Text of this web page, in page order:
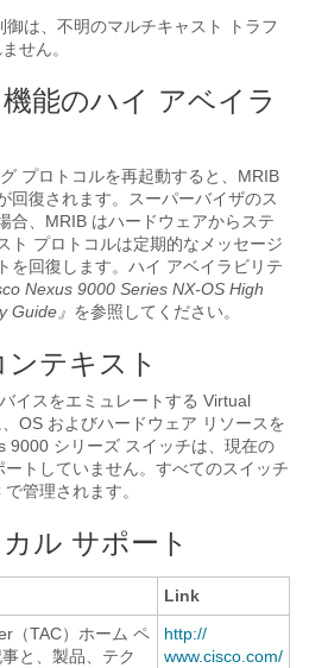
御は、不明のマルチキャスト トラフ
せん。
能のハイ アベイラ
プロトコルを再起動すると、MRIB
回復されます。スーパーバイザのス
合、MRIB はハードウェアからステ
ト プロトコルは定期的なメッセージ
を回復します。ハイ アベイラビリテ
Nexus 9000 Series NX-OS High
Guide』 を参照してください。
テキスト
イスをエミュレートする Virtual
OS およびハードウェア リソースを
9000 シリーズ スイッチは、現在の
トしていません。すべてのスイッチ
管理されます。
ル サポート
Link
（TAC）ホーム ペ
と、製品、テク
http:/​/​
www.cisco.com/​